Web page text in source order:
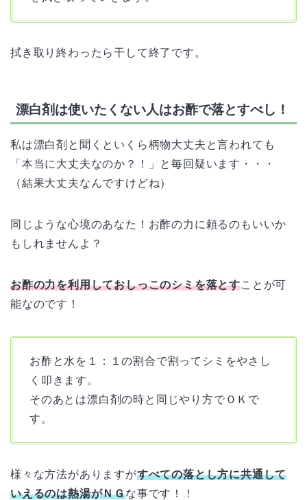
拭き取り終わったら干して終了です。
漂白剤は使いたくない人はお酢で落とすべし！
私は漂白剤と聞くといくら柄物大丈夫と言われても
「本当に大丈夫なのか？！」と毎回疑います・・・
（結果大丈夫なんですけどね）
同じような心境のあなた！お酢の力に頼るのもいいか
もしれませんよ？
お酢の力を利用しておしっこのシミを落とすことが可
能なのです！
お酢と水を１：１の割合で割ってシミをやさし
く叩きます。
そのあとは漂白剤の時と同じやり方でＯＫで
す。
様々な方法がありますがすべての落とし方に共通して
いえるのは熱湯がＮＧな事です！！